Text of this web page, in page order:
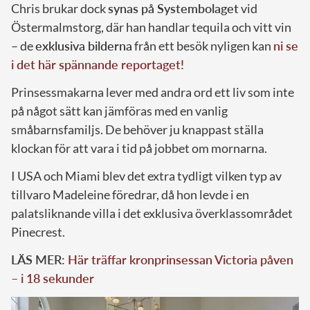
Chris brukar docksynas på Systembolagetvid
Östermalmstorg, där han handlar tequila och vitt vin
– deexklusiva bildernafrån ett besök nyligen kan ni se
i det här spännande reportaget!
Prinsessmakarna lever med andra ord ett liv som inte
på något sätt kan jämföras med en vanlig
småbarnsfamiljs. De behöver ju knappast ställa
klockan för att vara i tid på jobbet om mornarna.
I USA och Miami blev det extra tydligt vilken typ av
tillvaro Madeleine föredrar, då hon levde i en
palatsliknande villa i det exklusiva överklassområdet
Pinecrest.
LÄS MER: Här träffar kronprinsessan Victoria påven
– i 18 sekunder